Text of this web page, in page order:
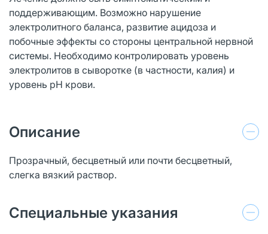
поддерживающим. Возможно нарушение
электролитного баланса, развитие ацидоза и
побочные эффекты со стороны центральной нервной
системы. Необходимо контролировать уровень
электролитов в сыворотке (в частности, калия) и
уровень pH крови.
Описание
Прозрачный, бесцветный или почти бесцветный,
слегка вязкий раствор.
Специальные указания